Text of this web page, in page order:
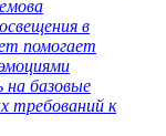
в
помогает
базовые
требований к